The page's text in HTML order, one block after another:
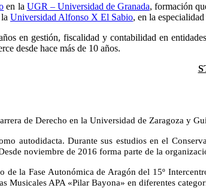
en la UGR – Universidad de Granada, formación
Universidad Alfonso X El Sabio, en la
en gestión, fiscalidad y contabilidad en
desde hace más de 10 años.
de Derecho en la Universidad de Zaragoza y
autodidacta. Durante sus estudios en el
noviembre de 2016 forma parte de la
de la Fase Autonómica de Aragón del 15º
Musicales APA «Pilar Bayona» en diferentes